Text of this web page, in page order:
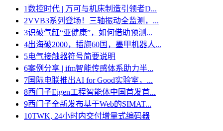
1数控时代 | 万可与机床制造引领者D...
2VVB3系列登场！三轴振动全监测，...
3识破气缸“亚健康”，如何借助预测...
4出海破2000，插旗60国，墨甲机器人...
5电气接触器符号简要说明
6案例分享 | ifm智能传感体系助力半...
7国际电联推出AI for Good实验室，...
8西门子Eigen工程智能体中国首发首...
9西门子全新发布基于Web的SIMAT...
10TWK, 24小时内交付增量式编码器